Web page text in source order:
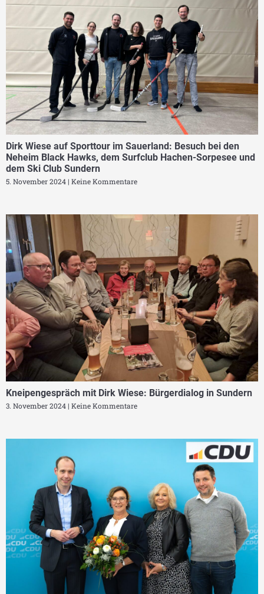
Dirk Wiese auf Sporttour im Sauerland: Besuch bei den
Neheim Black Hawks, dem Surfclub Hachen-Sorpesee und
dem Ski Club Sundern
5. November 2024 Keine Kommentare
Kneipengespräch mit Dirk Wiese: Bürgerdialog in Sundern
3. November 2024 Keine Kommentare